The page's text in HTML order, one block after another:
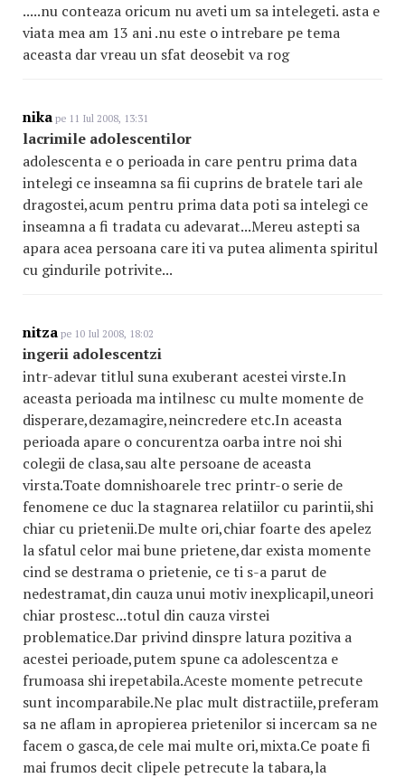
.....nu conteaza oricum nu aveti um sa intelegeti. asta e
viata mea am 13 ani .nu este o intrebare pe tema
aceasta dar vreau un sfat deosebit va rog
nika pe 11 Iul 2008, 13:31
lacrimile adolescentilor
adolescenta e o perioada in care pentru prima data
intelegi ce inseamna sa fii cuprins de bratele tari ale
dragostei,acum pentru prima data poti sa intelegi ce
inseamna a fi tradata cu adevarat...Mereu astepti sa
apara acea persoana care iti va putea alimenta spiritul
cu gindurile potrivite...
nitza pe 10 Iul 2008, 18:02
ingerii adolescentzi
intr-adevar titlul suna exuberant acestei virste.In
aceasta perioada ma intilnesc cu multe momente de
disperare,dezamagire,neincredere etc.In aceasta
perioada apare o concurentza oarba intre noi shi
colegii de clasa,sau alte persoane de aceasta
virsta.Toate domnishoarele trec printr-o serie de
fenomene ce duc la stagnarea relatiilor cu parintii,shi
chiar cu prietenii.De multe ori,chiar foarte des apelez
la sfatul celor mai bune prietene,dar exista momente
cind se destrama o prietenie, ce ti s-a parut de
nedestramat,din cauza unui motiv inexplicapil,uneori
chiar prostesc...totul din cauza virstei
problematice.Dar privind dinspre latura pozitiva a
acestei perioade,putem spune ca adolescentza e
frumoasa shi irepetabila.Aceste momente petrecute
sunt incomparabile.Ne plac mult distractiile,preferam
sa ne aflam in apropierea prietenilor si incercam sa ne
facem o gasca,de cele mai multe ori,mixta.Ce poate fi
mai frumos decit clipele petrecute la tabara,la